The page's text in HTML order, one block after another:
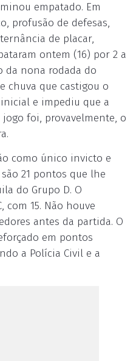
empatado. Em
profusão de defesas,
de placar,
ontem (16) por 2 a
da nona rodada do
chuva que castigou o
e impediu que a
foi, provavelmente, o
como único invicto e
21 pontos que lhe
do Grupo D. O
com 15. Não houve
antes da partida. O
em pontos
a Polícia Civil e a